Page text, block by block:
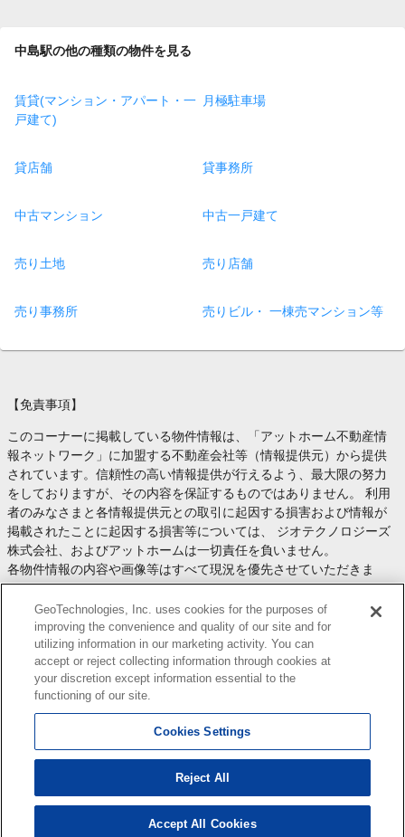
中島駅の他の種類の物件を見る
賃貸(マンション・アパート・一
戸建て)
月極駐車場
貸店舗 貸事務所
中古マンション 中古一戸建て
売り土地 売り店舗
売り事務所 売りビル・ 一棟売マンション等
【免責事項】
このコーナーに掲載している物件情報は、「アットホーム不動産情
報ネットワーク」に加盟する不動産会社等（情報提供元）から提供
されています。信頼性の高い情報提供が行えるよう、最大限の努力
をしておりますが、その内容を保証するものではありません。 利用
者のみなさまと各情報提供元との取引に起因する損害および情報が
掲載されたことに起因する損害等については、 ジオテクノロジーズ
株式会社、およびアットホームは一切責任を負いません。
各物件情報の内容や画像等はすべて現況を優先させていただきま
す。
お取引等（お取引の準備、資金調達等を含みます）の際には、内容
や契約条件等について、 各情報提供元より十分な説明を受け、ご自
身でご確認の上、判断してください。
このコーナーへの物件情報のご掲載、その他不動産業務ソリューシ
ョン等についての不動産会社様のお問合せはこちら
します。
Copyright(c) At Home Co.,Ltd. このサイトに掲載している情報の無断転載を禁止します。著作権
はアットホーム（株）またはその情報提供者に帰属します。
本ページはプロモーションが含まれています。
検索結果を見る
GeoTechnologies, Inc. uses cookies for the purposes of
improving the convenience and quality of our site and for
utilizing information in our marketing activity. You can
accept or reject collecting information through cookies at
your discretion except information essential to the
functioning of our site.
Cookies Settings
Reject All
Accept All Cookies